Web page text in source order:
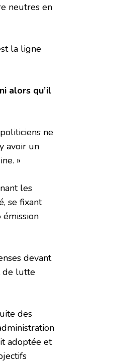
neutres en
la ligne
alors qu’il
ne
avoir un
»
les
se fixant
devant
de lutte
des
adoptée et